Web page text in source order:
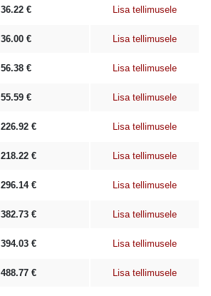
36.22 € Lisa tellimusele
36.00 € Lisa tellimusele
56.38 € Lisa tellimusele
55.59 € Lisa tellimusele
226.92 € Lisa tellimusele
218.22 € Lisa tellimusele
296.14€ Lisa tellimusele
382.73 € Lisa tellimusele
394.03 € Lisa tellimusele
488.77 € Lisa tellimusele